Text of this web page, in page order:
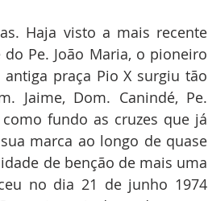
visto a mais recente
Pe. João Maria, o pioneiro
praça Pio X surgiu tão
Jaime, Dom. Canindé, Pe.
fundo as cruzes que já
marca ao longo de quase
de benção de mais uma
no dia 21 de junho 1974